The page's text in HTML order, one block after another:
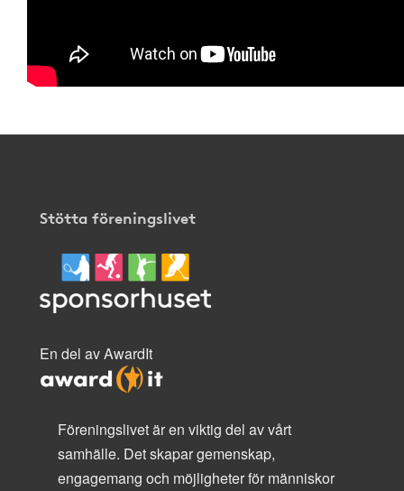
Stötta föreningslivet
En del av AwardIt
Föreningslivet är en viktig del av vårt
samhälle. Det skapar gemenskap,
engagemang och möjligheter för människor